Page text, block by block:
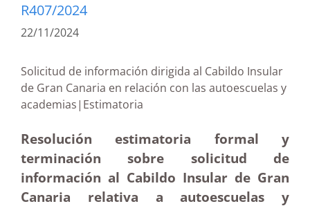
R407/2024
22/11/2024
Solicitud de información dirigida al Cabildo Insular
de Gran Canaria en relación con las autoescuelas y
academias|Estimatoria
Resolución estimatoria formal y
terminación sobre solicitud de
información al Cabildo Insular de Gran
Canaria relativa a autoescuelas y